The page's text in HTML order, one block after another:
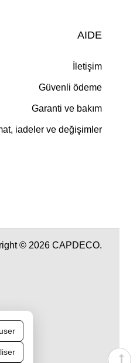
AIDE
İletişim
Güvenli ödeme
Garanti ve bakım
iadeler ve değişimler
© 2026 CAPDECO.